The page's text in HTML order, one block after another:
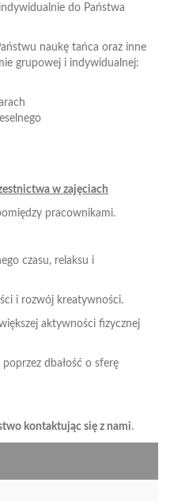
do Państwa
naukę tańca oraz inne
grupowej i indywidualnej:
w zajęciach
pracownikami.
czasu, relaksu i
i rozwój kreatywności.
aktywności fizycznej
dbałość o sferę
kontaktując się z nami.